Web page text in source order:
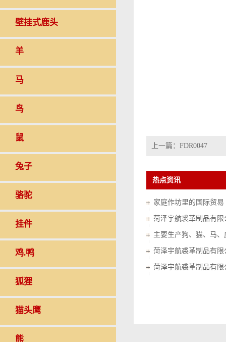
壁挂式鹿头
羊
马
鸟
鼠
兔子
骆驼
挂件
鸡.鸭
狐狸
猫头鹰
熊
上一篇： FDR0047
热点资讯
家庭作坊里的国际贸易
菏泽宇航裘革制品有
菏泽宇航裘革制品有限
菏泽宇航裘革制品有限